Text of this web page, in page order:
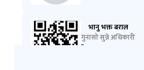
भानु भक्त बराल
गुनासो सुन्ने अधिकारी